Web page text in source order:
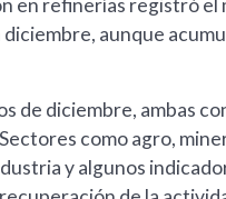
en refinerías registró el
aunque
de diciembre, ambas
como agro,
y algunos